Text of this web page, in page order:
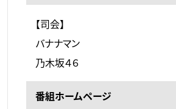
【司会】
バナナマン
乃木坂４６
番組ホームページ